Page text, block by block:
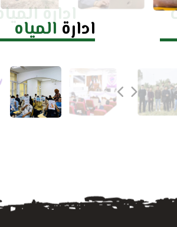
ادارة المياه
ادارة المياه